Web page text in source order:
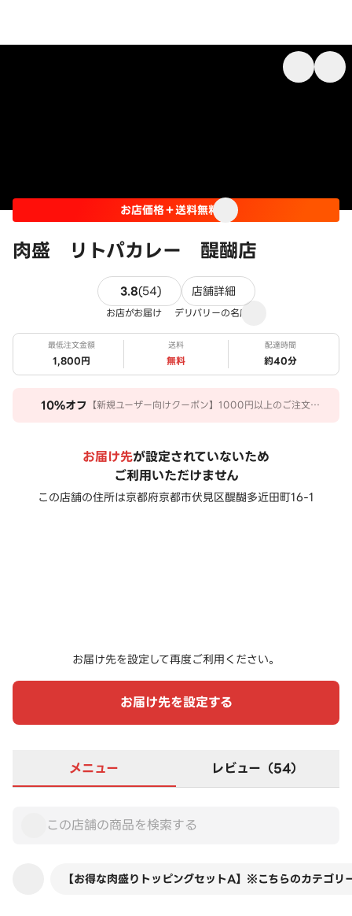
肉盛 リトパカレー 醍醐店
お店価格＋送料無料
3.8(54)54件のレビュー
店舗詳細
お店がお届け デリバリーの名店
最低注文金額
1,800円
送料
無料
配達時間
約40分
10%オフ 【新規ユーザー向けクーポン】1000円以上のご注文で
お届け先が設定されていないため
ご利用いただけません
この店舗の住所は京都府京都市伏見区醍醐多近田町16-1
お届け先を設定して再度ご利用ください。
お届け先を設定する
メニュー レビュー（54）
【お得な肉盛りトッピングセットA】※こちらのカテゴリ